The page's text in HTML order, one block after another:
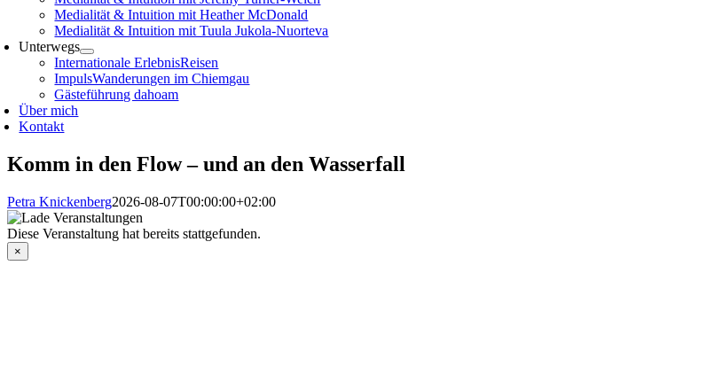
Medialität & Intuition mit Heather McDonald
Medialität & Intuition mit Tuula Jukola-Nuorteva
Unterwegs
Internationale ErlebnisReisen
ImpulsWanderungen im Chiemgau
Gästeführung dahoam
Über mich
Kontakt
Komm in den Flow – und an den Wasserfall
Petra Knickenberg2026-08-07T00:00:00+02:00
Diese Veranstaltung hat bereits stattgefunden.
×